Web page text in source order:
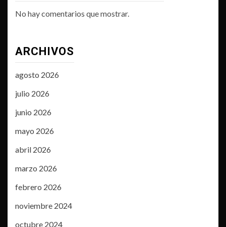
No hay comentarios que mostrar.
ARCHIVOS
agosto 2026
julio 2026
junio 2026
mayo 2026
abril 2026
marzo 2026
febrero 2026
noviembre 2024
octubre 2024